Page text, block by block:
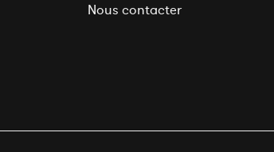
Nous contacter